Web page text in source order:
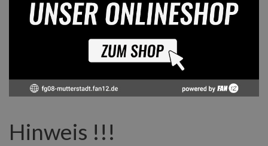
Hinweis !!!